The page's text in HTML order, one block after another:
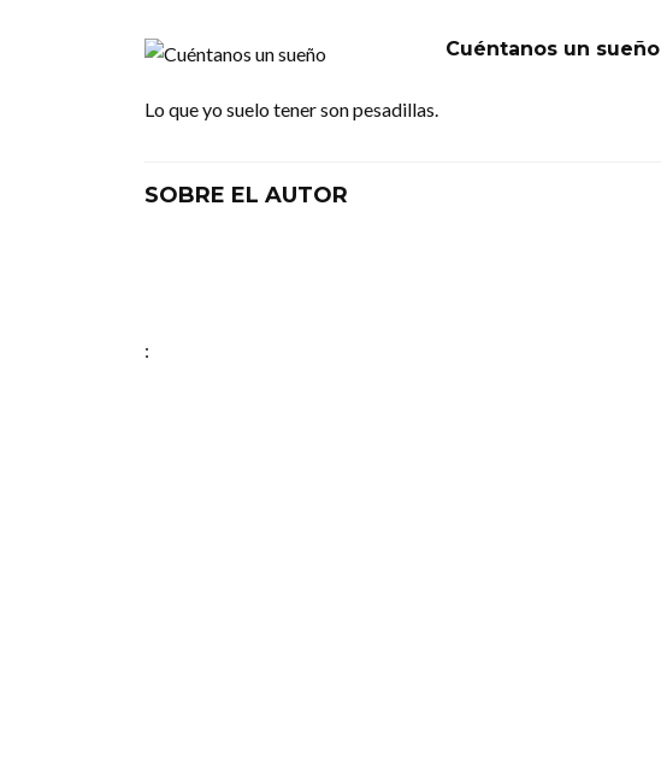
Cuéntanos un sueño
Lo que yo suelo tener son pesadillas.
SOBRE EL AUTOR
: